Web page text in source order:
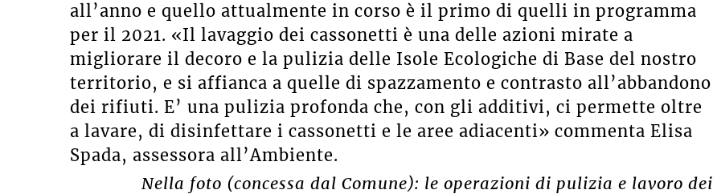
all’anno e quello attualmente in corso è il primo di quelli in programma
per il 2021. «Il lavaggio dei cassonetti è una delle azioni mirate a
migliorare il decoro e la pulizia delle Isole Ecologiche di Base del nostro
territorio, e si affianca a quelle di spazzamento e contrasto all’abbandono
dei rifiuti. E’ una pulizia profonda che, con gli additivi, ci permette oltre
a lavare, di disinfettare i cassonetti e le aree adiacenti» commenta Elisa
Spada, assessora all’Ambiente.
Nella foto (concessa dal Comune): le operazioni di pulizia e lavoro dei